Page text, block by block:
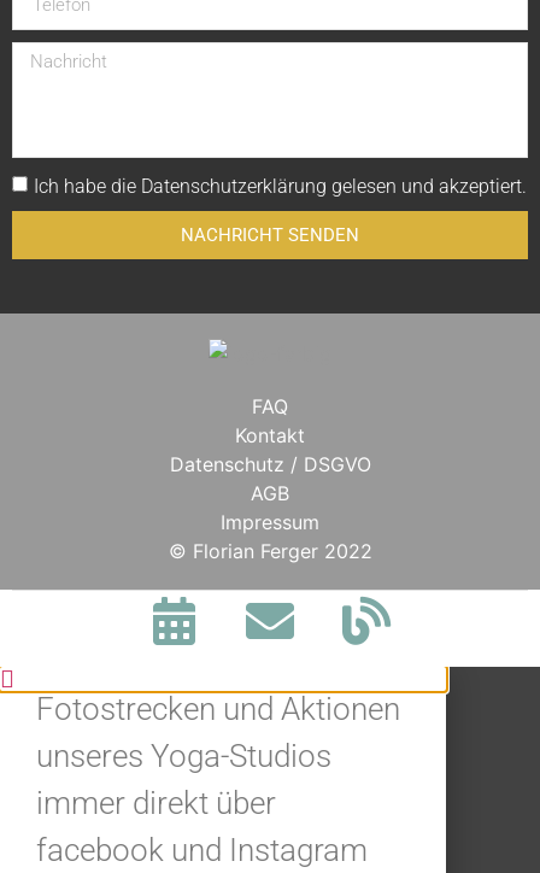
Ich habe die Datenschutzerklärung gelesen und akzeptiert.
NACHRICHT SENDEN
FAQ
Kontakt
Datenschutz / DSGVO
AGB
Impressum
© Florian Ferger 2022
BLEIBE IN
VERBINDUNG.
Fotostrecken und Aktionen
unseres Yoga-Studios
immer direkt über
facebook und Instagram